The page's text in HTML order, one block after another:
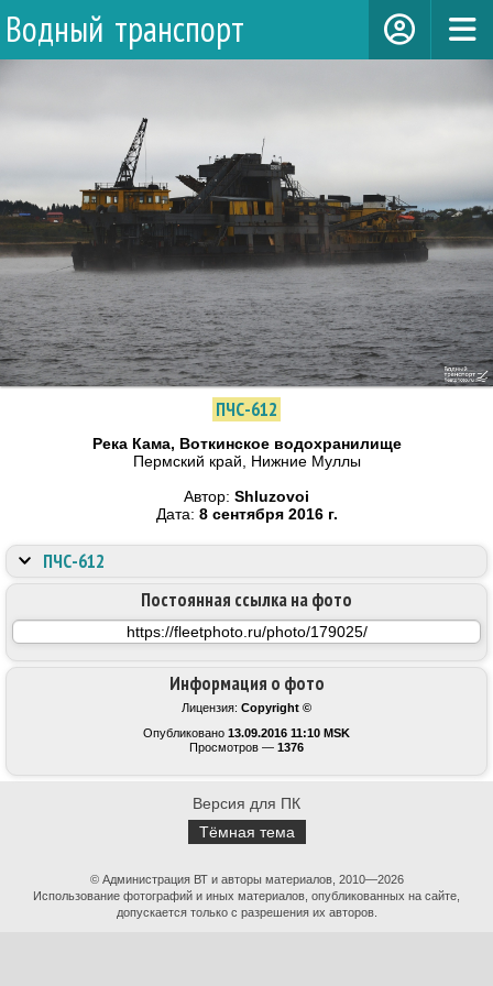
Водный транспорт
ПЧС-612
Река Кама, Воткинское водохранилище
Пермский край, Нижние Муллы
Автор: Shluzovoi
Дата: 8 сентября 2016 г.
Информация о фото
Лицензия: Copyright ©
Опубликовано 13.09.2016 11:10 MSK
Просмотров — 1376
Постоянная ссылка на фото
ПЧС-612
Версия для ПК
Тёмная тема
© Администрация ВТ и авторы материалов, 2010—2026
Использование фотографий и иных материалов, опубликованных на сайте,
допускается только с разрешения их авторов.